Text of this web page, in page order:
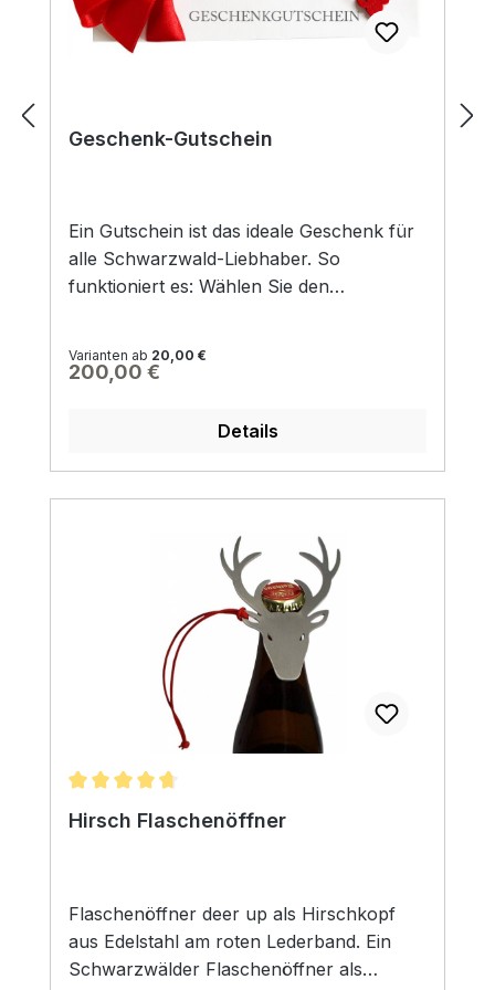
"Schwarzwald-Bohne". Für alle
Schwarzwald-Liebhaber ein tolles
Geschenk-Gutschein
Ein Gutschein ist das ideale Geschenk für
alle Schwarzwald-Liebhaber. So
funktioniert es: Wählen Sie den
den Geschenk-Gutschein bezahlt haben
Versandkosten für PDF-Gutscheine an),
können Sie weiterleiten oder zum
persönlichen Verschenken als stilvollen
Gutschein im DIN A4-Format
ausdrucken.Der Geschenkgutschein kann
durch Eingabe des Codes in unserem
Online Shop www.schwarzwald-bohne.de
eingelöst werden. Eine Barauszahlung des
Gutschein-Betrags ist nicht möglich. Der
Gutschein ist ab Kaufdatum 3 Jahre gültig.
Varianten ab 20,00 €
Regulärer Preis:
200,00 €
Details
Hirsch Flaschenöffner
Flaschenöffner deer up als Hirschkopf
aus Edelstahl am roten Lederband. Ein
Schwarzwälder Flaschenöffner als